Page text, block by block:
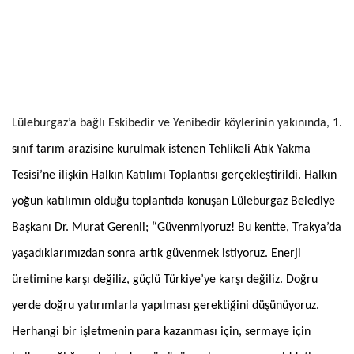
Lüleburgaz’a bağlı Eskibedir ve Yenibedir köylerinin yakınında, 1.
sınıf tarım arazisine kurulmak istenen Tehlikeli Atık Yakma
Tesisi’ne ilişkin Halkın Katılımı Toplantısı gerçekleştirildi. Halkın
yoğun katılımın olduğu toplantıda konuşan Lüleburgaz Belediye
Başkanı Dr. Murat Gerenli; “Güvenmiyoruz! Bu kentte, Trakya’da
yaşadıklarımızdan sonra artık güvenmek istiyoruz. Enerji
üretimine karşı değiliz, güçlü Türkiye’ye karşı değiliz. Doğru
yerde doğru yatırımlarla yapılması gerektiğini düşünüyoruz.
Herhangi bir işletmenin para kazanması için, sermaye için